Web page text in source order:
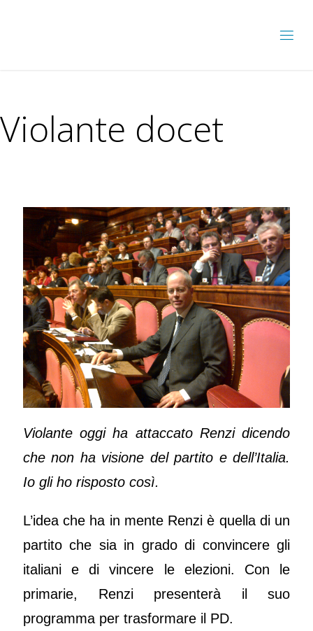
Violante docet
Violante oggi ha attaccato Renzi dicendo
che non ha visione del partito e dell’Italia.
Io gli ho risposto così.
L’idea che ha in mente Renzi è quella di un
partito che sia in grado di convincere gli
italiani e di vincere le elezioni. Con le
primarie, Renzi presenterà il suo
programma per trasformare il PD.